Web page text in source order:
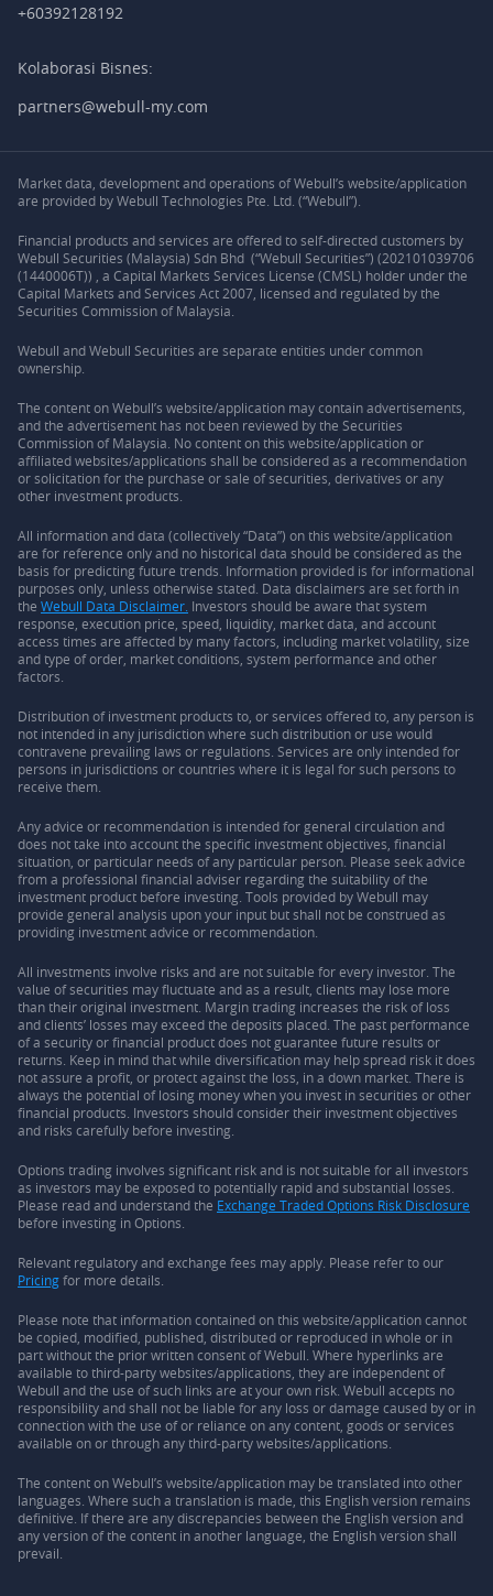
+60392128192
Kolaborasi Bisnes:
partners@webull-my.com
Market data, development and operations of Webull’s website/application
are provided by Webull Technologies Pte. Ltd. (“Webull”).
Financial products and services are offered to self-directed customers by
Webull Securities (Malaysia) Sdn Bhd (“Webull Securities”) (202101039706
(1440006T)) , a Capital Markets Services License (CMSL) holder under the
Capital Markets and Services Act 2007, licensed and regulated by the
Securities Commission of Malaysia.
Webull and Webull Securities are separate entities under common
ownership.
The content on Webull’s website/application may contain advertisements,
and the advertisement has not been reviewed by the Securities
Commission of Malaysia. No content on this website/application or
affiliated websites/applications shall be considered as a recommendation
or solicitation for the purchase or sale of securities, derivatives or any
other investment products.
All information and data (collectively “Data”) on this website/application
are for reference only and no historical data should be considered as the
basis for predicting future trends. Information provided is for informational
purposes only, unless otherwise stated. Data disclaimers are set forth in
the Webull Data Disclaimer. Investors should be aware that system
response, execution price, speed, liquidity, market data, and account
access times are affected by many factors, including market volatility, size
and type of order, market conditions, system performance and other
factors.
Distribution of investment products to, or services offered to, any person is
not intended in any jurisdiction where such distribution or use would
contravene prevailing laws or regulations. Services are only intended for
persons in jurisdictions or countries where it is legal for such persons to
receive them.
Any advice or recommendation is intended for general circulation and
does not take into account the specific investment objectives, financial
situation, or particular needs of any particular person. Please seek advice
from a professional financial adviser regarding the suitability of the
investment product before investing. Tools provided by Webull may
provide general analysis upon your input but shall not be construed as
providing investment advice or recommendation.
All investments involve risks and are not suitable for every investor. The
value of securities may fluctuate and as a result, clients may lose more
than their original investment. Margin trading increases the risk of loss
and clients’ losses may exceed the deposits placed. The past performance
of a security or financial product does not guarantee future results or
returns. Keep in mind that while diversification may help spread risk it does
not assure a profit, or protect against the loss, in a down market. There is
always the potential of losing money when you invest in securities or other
financial products. Investors should consider their investment objectives
and risks carefully before investing.
Options trading involves significant risk and is not suitable for all investors
as investors may be exposed to potentially rapid and substantial losses.
Please read and understand the Exchange Traded Options Risk Disclosure
before investing in Options.
Relevant regulatory and exchange fees may apply. Please refer to our
Pricingfor more details.
Please note that information contained on this website/application cannot
be copied, modified, published, distributed or reproduced in whole or in
part without the prior written consent of Webull. Where hyperlinks are
available to third-party websites/applications, they are independent of
Webull and the use of such links are at your own risk. Webull accepts no
responsibility and shall not be liable for any loss or damage caused by or in
connection with the use of or reliance on any content, goods or services
available on or through any third-party websites/applications.
The content on Webull’s website/application may be translated into other
languages. Where such a translation is made, this English version remains
definitive. If there are any discrepancies between the English version and
any version of the content in another language, the English version shall
prevail.